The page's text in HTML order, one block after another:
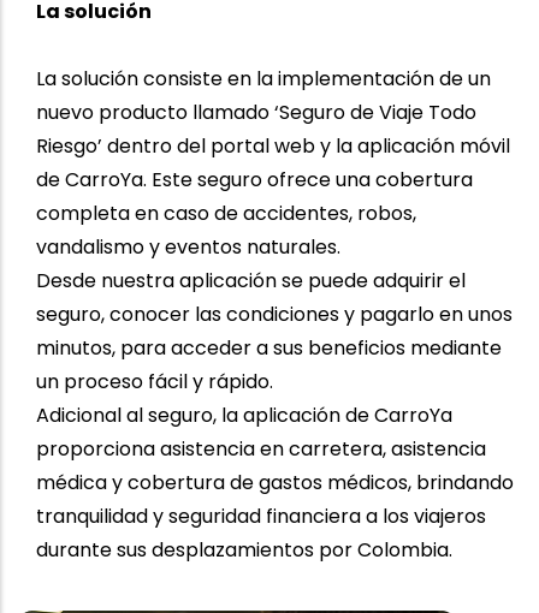
La solución
La solución consiste en la implementación de un
nuevo producto llamado ‘Seguro de Viaje Todo
Riesgo’ dentro del portal web y la aplicación móvil
de CarroYa. Este seguro ofrece una cobertura
completa en caso de accidentes, robos,
vandalismo y eventos naturales.
Desde nuestra aplicación se puede adquirir el
seguro, conocer las condiciones y pagarlo en unos
minutos, para acceder a sus beneficios mediante
un proceso fácil y rápido.
Adicional al seguro, la aplicación de CarroYa
proporciona asistencia en carretera, asistencia
médica y cobertura de gastos médicos, brindando
tranquilidad y seguridad financiera a los viajeros
durante sus desplazamientos por Colombia.